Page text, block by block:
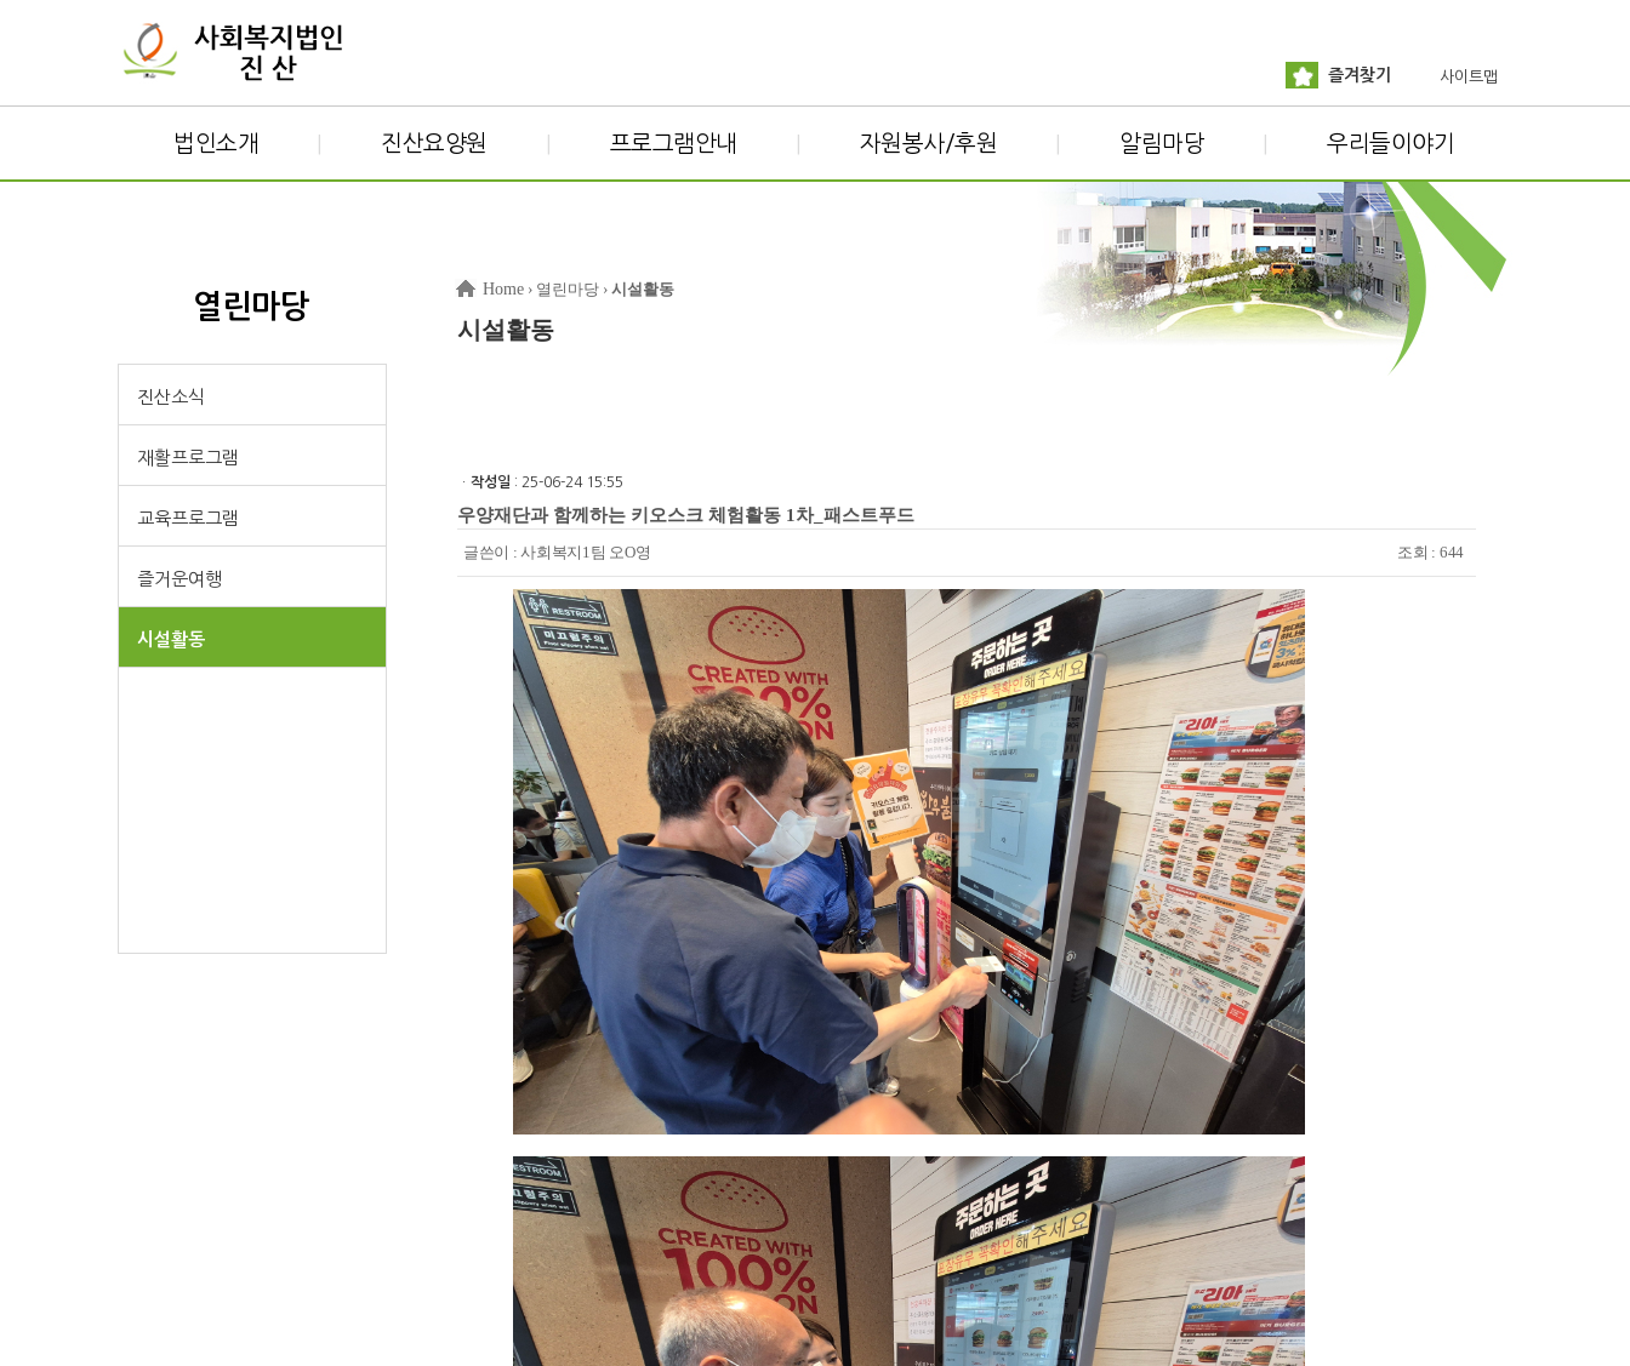
즐겨찾기 사이트맵
법인소개 진산요양원 프로그램안내 자원봉사/후원 알림마당 우리들이야기
열린마당
진산소식
재활프로그램
교육프로그램
즐거운여행
시설활동
Home › 열린마당 › 시설활동
시설활동
ㆍ 작성일 : 25-06-24 15:55
우양재단과 함께하는 키오스크 체험활동 1차_패스트푸드
글쓴이 :사회복지1팀 오O영 조회 : 644